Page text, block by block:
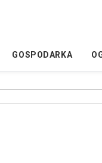
GOSPODARKA